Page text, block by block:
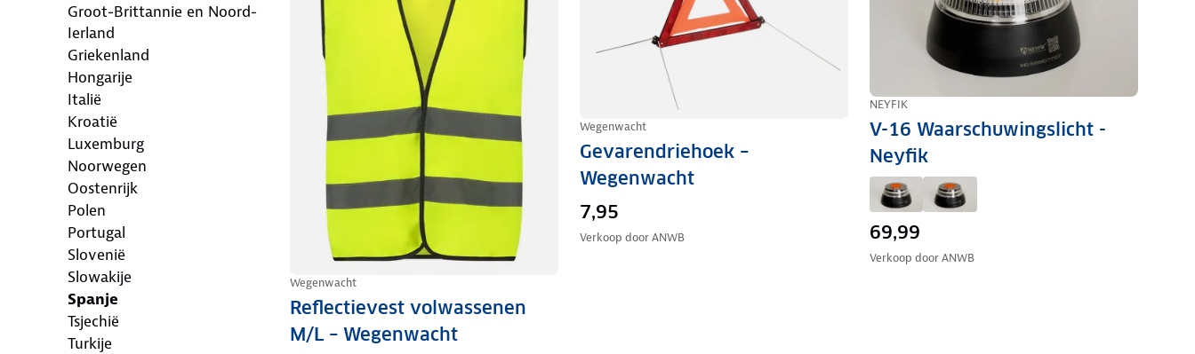
Groot-Brittannie en Noord-
Ierland
Griekenland
Hongarije
Italië
Kroatië
Luxemburg
Noorwegen
Oostenrijk
Polen
Portugal
Slovenië
Slowakije
Spanje
Tsjechië
Turkije
Wegenwacht
Reflectievest volwassenen
M/L – Wegenwacht
Wegenwacht
Gevarendriehoek –
Wegenwacht
7,95
Verkoop doorANWB
NEYFIK
V-16 Waarschuwingslicht -
Neyfik
69,99
Verkoop doorANWB